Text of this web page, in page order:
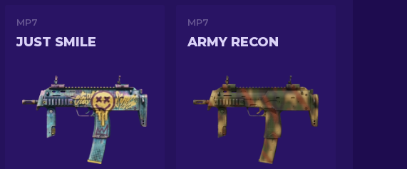
MP7
JUST SMILE
MP7
ARMY RECON